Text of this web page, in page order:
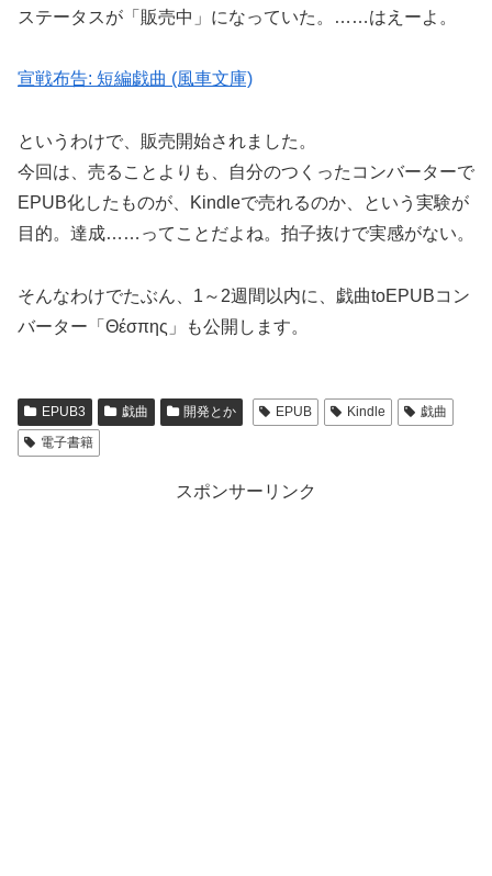
ステータスが「販売中」になっていた。……はえーよ。
宣戦布告: 短編戯曲 (風車文庫)
というわけで、販売開始されました。
今回は、売ることよりも、自分のつくったコンバーターで
EPUB化したものが、Kindleで売れるのか、という実験が
目的。達成……ってことだよね。拍子抜けで実感がない。
そんなわけでたぶん、1～2週間以内に、戯曲toEPUBコン
バーター「Θέσπης」も公開します。
EPUB3 戯曲 開発とか EPUB Kindle
戯曲
電子書籍
スポンサーリンク